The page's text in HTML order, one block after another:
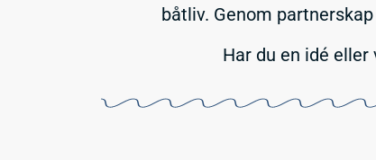
båtliv. Genom
Har du en idé